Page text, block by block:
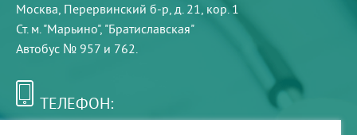
Москва, Перервинский б-р, д. 21, кор. 1
Ст. м. "Марьино", "Братиславская"
Автобус № 957 и 762.
ТЕЛЕФОН: